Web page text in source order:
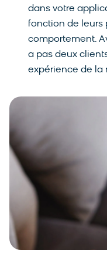
dans votre
fonction de leurs
comportement.
a pas deux
expérience de la